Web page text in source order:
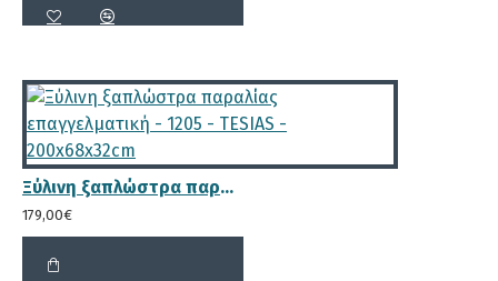
Ξύλινη ξαπλώστρα παραλίας επαγγελματική - 1205 - TESIAS - 200x68x32cm
179,00€